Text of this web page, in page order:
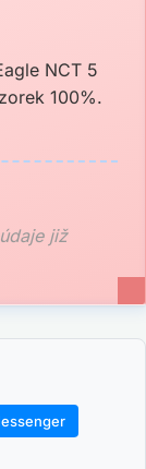
NCT 5
100%.
již